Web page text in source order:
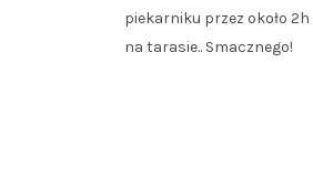
piekarniku przez około
na tarasie.. Smacznego!